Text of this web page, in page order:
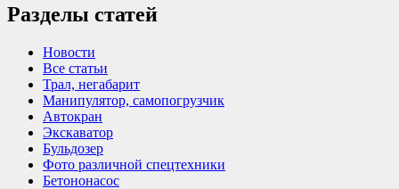
Разделы статей
Новости
Все статьи
Трал, негабарит
Манипулятор, самопогрузчик
Автокран
Экскаватор
Бульдозер
Фото различной спецтехники
Бетононасос